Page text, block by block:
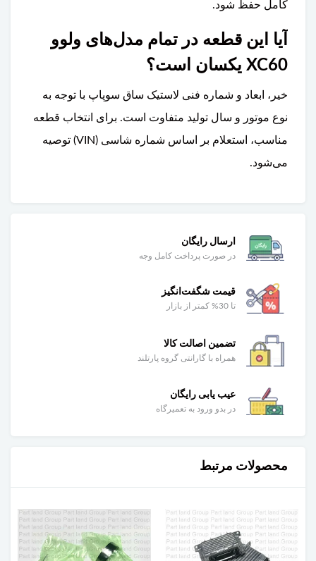
کامل حفظ شود.
آیا این قطعه در تمام مدل‌های ولوو
XC60 یکسان است؟
خیر، ابعاد و شماره فنی لاستیک ساق سوپاپ با توجه به
نوع موتور و سال تولید متفاوت است. برای انتخاب قطعه
مناسب، استعلام بر اساس شماره شاسی (VIN) توصیه
می‌شود.
ارسال رایگان
در صورت پرداخت کامل وجه
قیمت شگفت‌انگیز
تا 30% کمتر از بازار
تضمین اصالت کالا
همراه با گارانتی گروه پارتلند
عیب یابی رایگان
در بدو ورود به تعمیرگاه
محصولات مرتبط